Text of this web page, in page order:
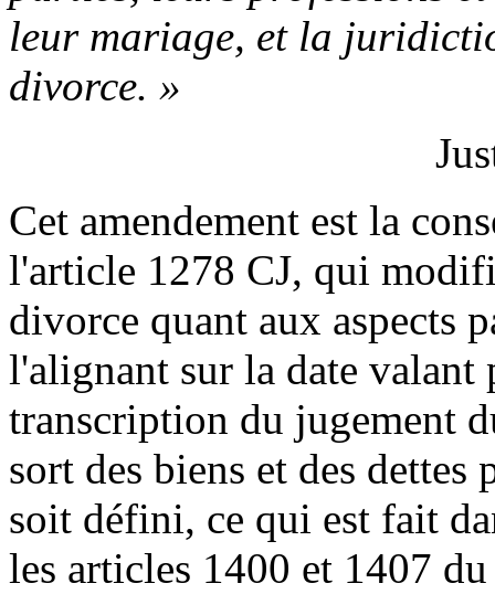
leur mariage, et la
divorce. »
Cet amendement est la
l'article 1278 CJ, qui
divorce quant aux aspects
l'alignant sur la date valant
transcription du jugement
sort des biens et des
soit défini, ce qui est fait
les articles 1400 et 1407